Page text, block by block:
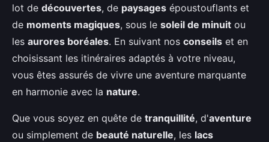
lot de découvertes, de paysages époustouflants et
de moments magiques, sous le soleil de minuit ou
les aurores boréales. En suivant nos conseils et en
choisissant les itinéraires adaptés à votre niveau,
vous êtes assurés de vivre une aventure marquante
en harmonie avec la nature.
Que vous soyez en quête de tranquillité, d'aventure
ou simplement de beauté naturelle, les lacs